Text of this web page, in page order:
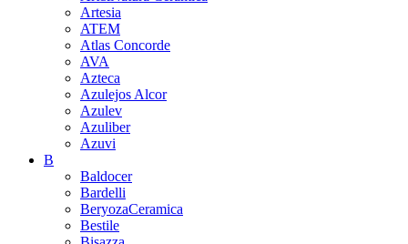
Artesia
ATEM
Atlas Concorde
AVA
Azteca
Azulejos Alcor
Azulev
Azuliber
Azuvi
B
Baldocer
Bardelli
BeryozaCeramica
Bestile